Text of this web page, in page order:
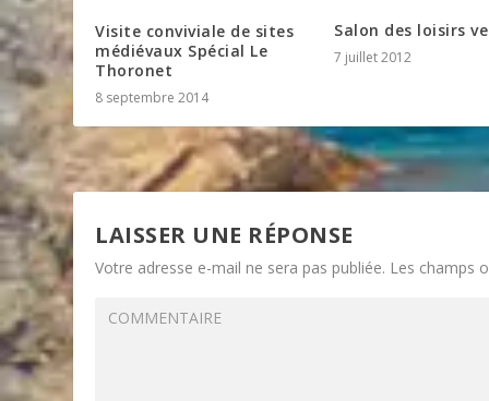
Visite conviviale de sites
médiévaux Spécial Le
Thoronet
8 septembre 2014
Salon des loisirs
7 juillet 2012
LAISSER UNE RÉPONSE
Votre adresse e-mail ne sera pas publiée. Les champs